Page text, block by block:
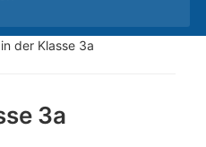
der Klasse 3a
3a